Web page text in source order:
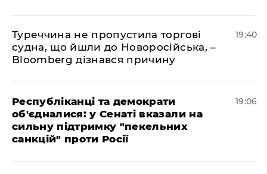
Туреччина не пропустила торгові
судна, що йшли до Новоросійська, –
Bloomberg дізнався причину
19:40
Республіканці та демократи
об'єдналися: у Сенаті вказали на
сильну підтримку "пекельних
санкцій" проти Росії
19:06